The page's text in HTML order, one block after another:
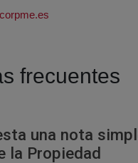
frecuentes
una nota
la Propiedad